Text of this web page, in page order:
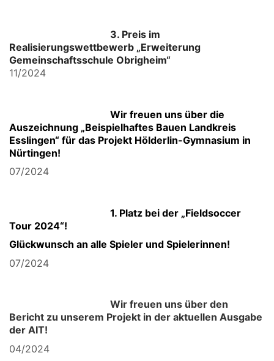
3. Preis im
Realisierungswettbewerb „Erweiterung
Gemeinschaftsschule Obrigheim“
11/2024
Wir freuen uns über die
Auszeichnung „Beispielhaftes Bauen Landkreis
Esslingen“ für das Projekt Hölderlin-Gymnasium in
Nürtingen!
07/2024
1. Platz bei der „Fieldsoccer
Tour 2024“!
Glückwunsch an alle Spieler und Spielerinnen!
07/2024
Wir freuen uns über den
Bericht zu unserem Projekt in der aktuellen Ausgabe
der AIT!
04/2024